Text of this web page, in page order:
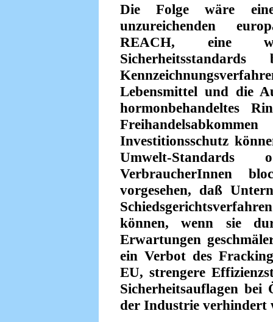
Die Folge wäre
unzureichenden
REACH, eine
Lebensmittel und die
hormonbehandeltes
Investitionsschutz
Umwelt-
VerbraucherInnen
vorgesehen, daß
können, wenn sie
Erwartungen
ein Verbot des
EU, strengere
Sicherheitsauflagen
der Industrie verhindert